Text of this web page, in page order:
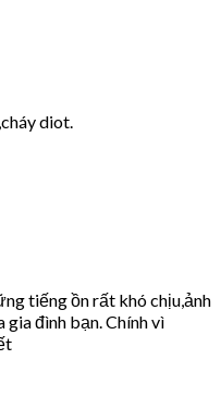
diot.
tiếng ồn rất khó chịu,ảnh
đình bạn. Chính vì